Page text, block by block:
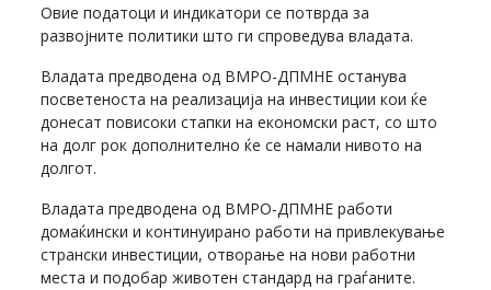
Овие податоци и индикатори се потврда за
развојните политики што ги спроведува владата.
Владата предводена од ВМРО-ДПМНЕ останува
посветеноста на реализација на инвестиции кои ќе
донесат повисоки стапки на економски раст, со што
на долг рок дополнително ќе се намали нивото на
долгот.
Владата предводена од ВМРО-ДПМНЕ работи
домаќински и континуирано работи на привлекување
странски инвестиции, отворање на нови работни
места и подобар животен стандард на граѓаните.